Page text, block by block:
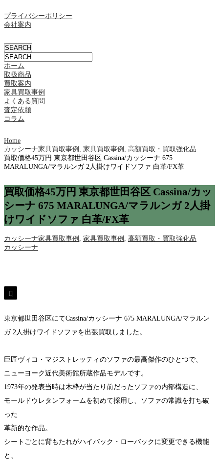
プライバシーポリシー
会社案内
ホーム
取扱商品
買取案内
家具買取事例
よくある質問
査定依頼
コラム
Home
カッシーナ家具買取事例 , 家具買取事例 , 高額買取・買取強化品
買取価格45万円 東京都世田谷区 Cassina/カッシーナ 675
MARALUNGA/マラルンガ 2人掛けワイドソファ 白革/FX革
買取価格45万円 東京都世田谷区 Cassina/カッ
シーナ 675 MARALUNGA/マラルンガ 2人掛
けワイドソファ 白革/FX革
カッシーナ家具買取事例 , 家具買取事例 , 高額買取・買取強化品
カッシーナ
東京都世田谷区にてCassina/カッシーナ 675 MARALUNGA/マラルン
ガ 2人掛けワイドソファを出張買取しました。
巨匠ヴィコ・マジストレッティのソファの最高傑作のひとつで、
ニューヨーク近代美術館所蔵作品モデルです。
1973年の発表当時は木枠が当たり前だったソファの内部構造に、
モールドウレタンフォームを初めて採用し、ソファの常識を打ち破
った
革新的な作品。
シートごとに背もたれがハイバック・ローバックに変更できる機能
と、